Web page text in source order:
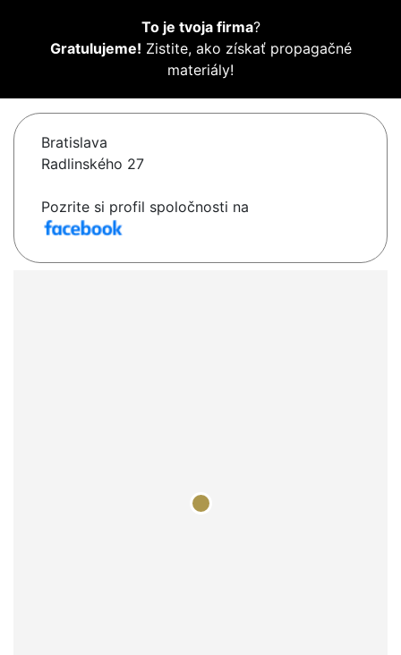
To je tvoja firma?
Gratulujeme! Zistite, ako získať propagačné
materiály!
Bratislava
Radlinského 27
Pozrite si profil spoločnosti na